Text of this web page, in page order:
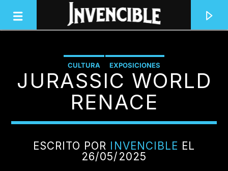
INVENCIBLE RADIO
JUNTOS SOMOS INVENCIBLES
CULTURA EXPOSICIONES
JURASSIC WORLD
RENACE
ESCRITO POR INVENCIBLE EL
26/05/2025